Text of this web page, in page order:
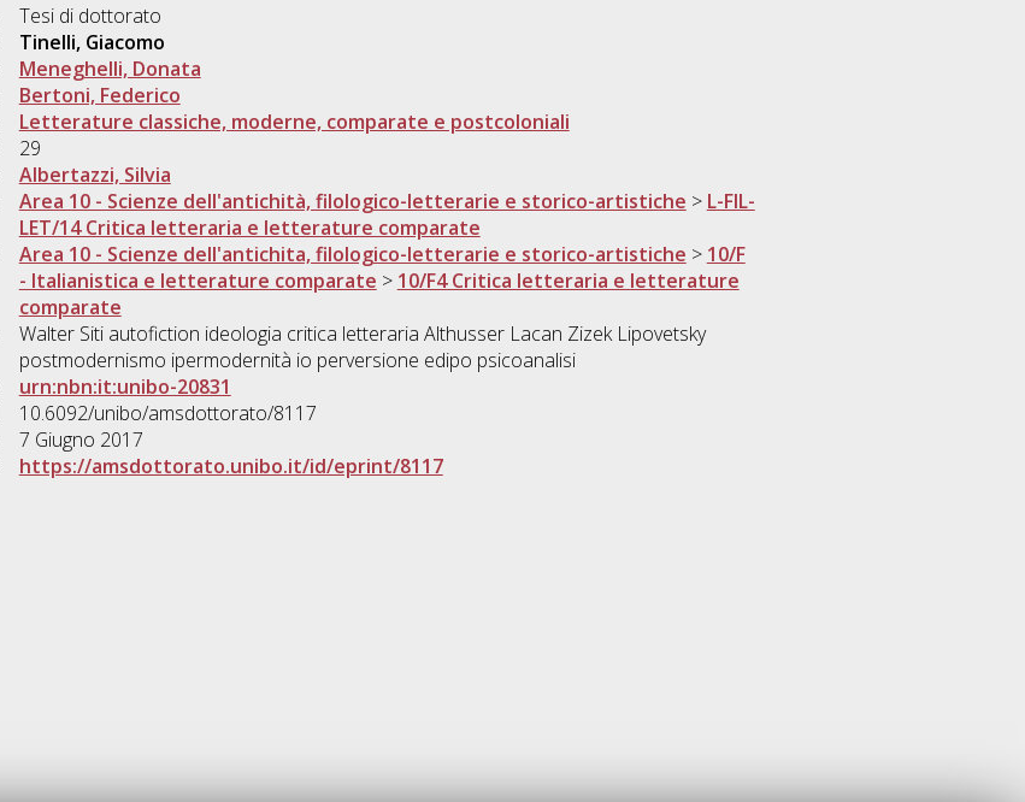
Tesi di dottorato
Tinelli, Giacomo
Meneghelli, Donata
Bertoni, Federico
Letterature classiche, moderne, comparate e postcoloniali
29
Albertazzi, Silvia
Area 10 - Scienze dell'antichità, filologico-letterarie e storico-artistiche > L-FIL-
LET/14 Critica letteraria e letterature comparate
Area 10 - Scienze dell'antichita, filologico-letterarie e storico-artistiche > 10/F
- Italianistica e letterature comparate > 10/F4 Critica letteraria e letterature
comparate
Walter Siti autofiction ideologia critica letteraria Althusser Lacan Zizek Lipovetsky
postmodernismo ipermodernità io perversione edipo psicoanalisi
urn:nbn:it:unibo-20831
10.6092/unibo/amsdottorato/8117
7 Giugno 2017
https://amsdottorato.unibo.it/id/eprint/8117